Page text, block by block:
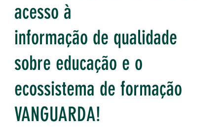
acesso à
informação de qualidade
sobre educação e o
ecossistema de formação
VANGUARDA!